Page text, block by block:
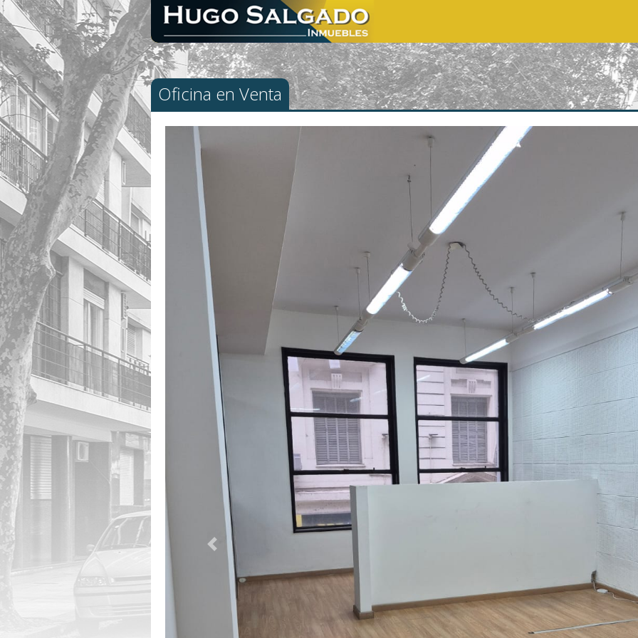
Oficina en Venta
Previous